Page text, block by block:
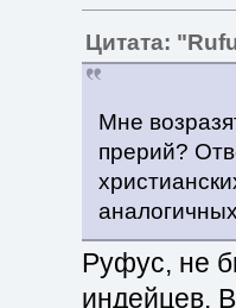
Цитата:
Мне
прерий?
Руфус, не
индейцев.